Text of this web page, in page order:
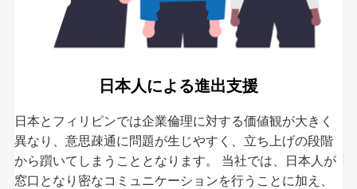
日本人による進出支援
日本とフィリピンでは企業倫理に対する価値観が大きく
異なり、意思疎通に問題が生じやすく、立ち上げの段階
から躓いてしまうこととなります。 当社では、日本人が
窓口となり密なコミュニケーションを行うことに加え、